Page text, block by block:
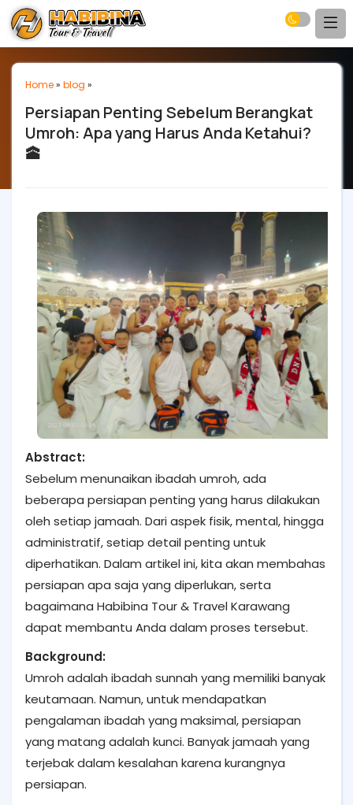
Home» blog »
Persiapan Penting Sebelum Berangkat
Umroh: Apa yang Harus Anda Ketahui?
🕋
Abstract:
Sebelum menunaikan ibadah umroh, ada
beberapa persiapan penting yang harus dilakukan
oleh setiap jamaah. Dari aspek fisik, mental, hingga
administratif, setiap detail penting untuk
diperhatikan. Dalam artikel ini, kita akan membahas
persiapan apa saja yang diperlukan, serta
bagaimana Habibina Tour & Travel Karawang
dapat membantu Anda dalam proses tersebut.
Background:
Umroh adalah ibadah sunnah yang memiliki banyak
keutamaan. Namun, untuk mendapatkan
pengalaman ibadah yang maksimal, persiapan
yang matang adalah kunci. Banyak jamaah yang
terjebak dalam kesalahan karena kurangnya
persiapan.